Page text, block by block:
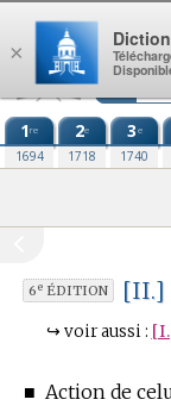
Aller au contenu
1re
1694
2e
1718
3e
1740
6eÉDITION [II.]
↪ voir aussi :
■ Action de
×